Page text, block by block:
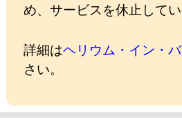
め、サービスを休止してい
詳細はヘリウム・イン・
さい。